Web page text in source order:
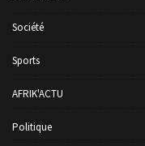
Société
Sports
AFRIK'ACTU
Politique